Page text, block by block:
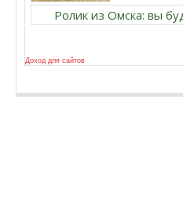
Ролик из Омска: вы
Доход для сайтов